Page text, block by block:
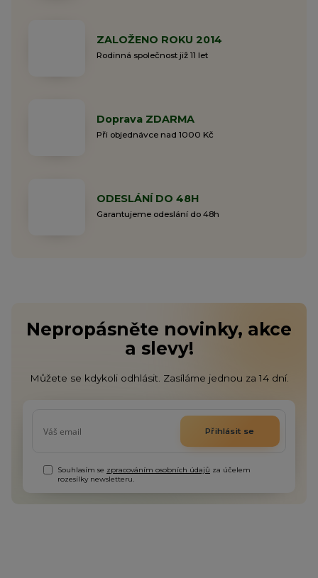
ZALOŽENO ROKU 2014
Rodinná společnost již 11 let
Doprava ZDARMA
Při objednávce nad 1000 Kč
ODESLÁNÍ DO 48H
Garantujeme odeslání do 48h
Nepropásněte novinky, akce
a slevy!
Můžete se kdykoli odhlásit. Zasíláme jednou za 14 dní.
Přihlásit se
Souhlasím se zpracováním osobních údajů za účelem
rozesílky newsletteru.